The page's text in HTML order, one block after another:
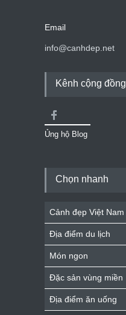
Email
info@canhdep.net
Kênh cộng đồng
Ủng hộ Blog
Chọn nhanh
Cảnh đẹp Việt Nam
Địa điểm du lịch
Món ngon
Đặc sản vùng miền
Địa điểm ăn uống